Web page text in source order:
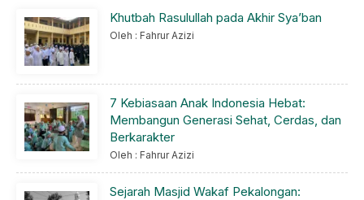
Khutbah Rasulullah pada Akhir Sya’ban
Oleh : Fahrur Azizi
7 Kebiasaan Anak Indonesia Hebat:
Membangun Generasi Sehat, Cerdas, dan
Berkarakter
Oleh : Fahrur Azizi
Sejarah Masjid Wakaf Pekalongan: